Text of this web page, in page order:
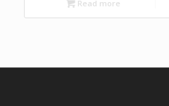
Read more